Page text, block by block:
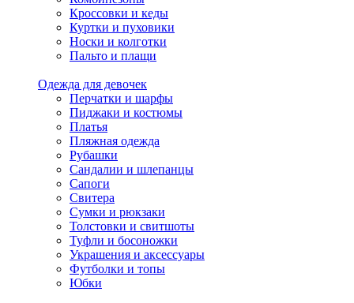
Кроссовки и кеды
Куртки и пуховики
Носки и колготки
Пальто и плащи
Одежда для девочек
Перчатки и шарфы
Пиджаки и костюмы
Платья
Пляжная одежда
Рубашки
Сандалии и шлепанцы
Сапоги
Свитера
Сумки и рюкзаки
Толстовки и свитшоты
Туфли и босоножки
Украшения и аксессуары
Футболки и топы
Юбки